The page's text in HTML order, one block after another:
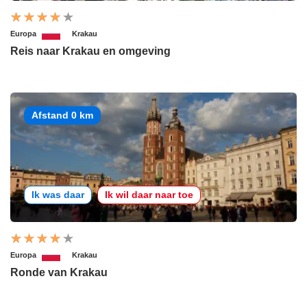
Europa Krakau
Reis naar Krakau en omgeving
Afstand 0 km
Ik was daar Ik wil daar naar toe
Europa Krakau
Ronde van Krakau